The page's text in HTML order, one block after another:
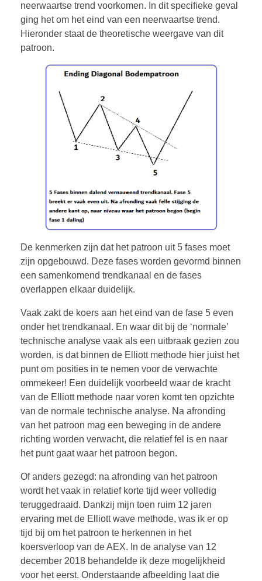
neerwaartse trend voorkomen. In dit specifieke geval
ging het om het eind van een neerwaartse trend.
Hieronder staat de theoretische weergave van dit
patroon.
De kenmerken zijn dat het patroon uit 5 fases moet
zijn opgebouwd. Deze fases worden gevormd binnen
een samenkomend trendkanaal en de fases
overlappen elkaar duidelijk.
Vaak zakt de koers aan het eind van de fase 5 even
onder het trendkanaal. En waar dit bij de ‘normale’
technische analyse vaak als een uitbraak gezien zou
worden, is dat binnen de Elliott methode hier juist het
punt om posities in te nemen voor de verwachte
ommekeer! Een duidelijk voorbeeld waar de kracht
van de Elliott methode naar voren komt ten opzichte
van de normale technische analyse. Na afronding
van het patroon mag een beweging in de andere
richting worden verwacht, die relatief fel is en naar
het punt gaat waar het patroon begon.
Of anders gezegd: na afronding van het patroon
wordt het vaak in relatief korte tijd weer volledig
teruggedraaid. Dankzij mijn toen ruim 12 jaren
ervaring met de Elliott wave methode, was ik er op
tijd bij om het patroon te herkennen in het
koersverloop van de AEX. In de analyse van 12
december 2018 behandelde ik deze mogelijkheid
voor het eerst. Onderstaande afbeelding laat die